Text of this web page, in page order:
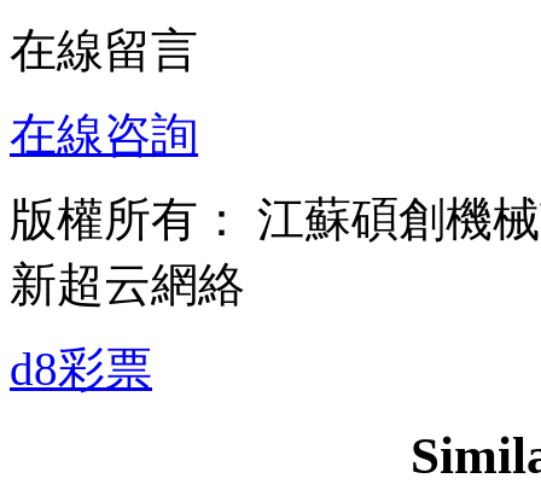
在線留言
在線咨詢
版權所有： 江蘇碩創
新超云網絡
d8彩票